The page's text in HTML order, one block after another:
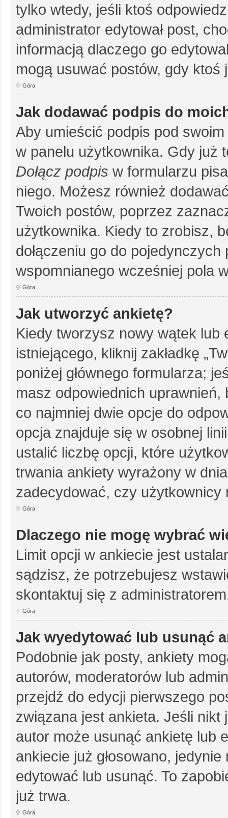
tylko wtedy, jeśli ktoś
administrator edytował post,
informacją dlaczego go
mogą usuwać postów, gdy ktoś
Góra
Jak dodawać podpis do
Aby umieścić podpis pod
w panelu użytkownika. Gdy już
Dołącz podpis w formularzu
niego. Możesz również
Twoich postów, poprzez
użytkownika. Kiedy to zrobisz,
dołączeniu go do
wspomnianego wcześniej pola
Góra
Jak utworzyć ankietę?
Kiedy tworzysz nowy wątek lub
istniejącego, kliknij zakładkę
poniżej głównego formularza;
masz odpowiednich uprawnień,
co najmniej dwie opcje do
opcja znajduje się w osobnej
ustalić liczbę opcji, które
trwania ankiety wyrażony w
zadecydować, czy użytkownicy
Góra
Dlaczego nie mogę wybrać
Limit opcji w ankiecie jest
sądzisz, że potrzebujesz
skontaktuj się z
Góra
Jak wyedytować lub usunąć
Podobnie jak posty, ankiety
autorów, moderatorów lub
przejdź do edycji pierwszego
związana jest ankieta. Jeśli nikt
autor może usunąć ankietę lub
ankiecie już głosowano,
edytować lub usunąć. To
już trwa.
Góra